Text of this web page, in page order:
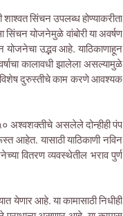
शाश्वत सिंचन उपलब्ध होण्याकरीता
योजनेमुळे वांबोरी या अवर्षण
उद्भव आहे. याठिकाणाहून
कालावधी झालेला असल्यामुळे
विशेष दुरुस्तीचे काम करणे आवश्यक
अश्वशक्तीचे असलेले दोन्हीही पंप
यासाठी याठिकाणी नविन
वितरण व्यवस्थेतील भराव पुर्ण
येणार आहे. या कामासाठी निधीही